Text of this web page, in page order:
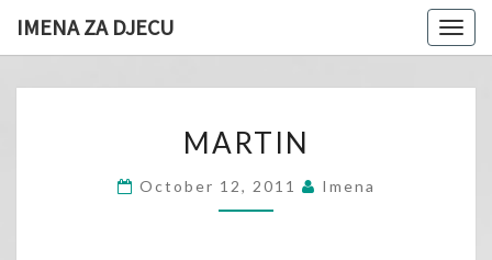
IMENA ZA DJECU
MARTIN
October 12, 2011 Imena